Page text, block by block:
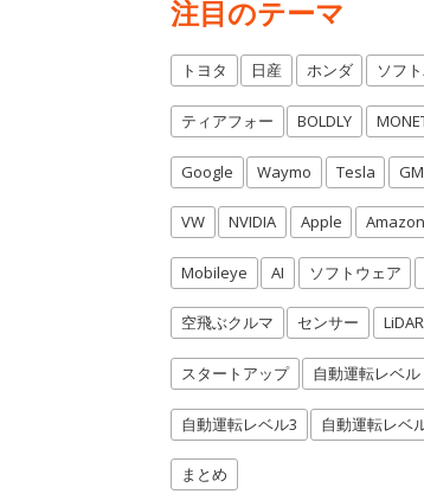
注目のテーマ
トヨタ 日産 ホンダ ソフ
ティアフォー BOLDLY
Google Waymo Tesla GM
VW NVIDIA Apple Amazon
Mobileye AI ソフトウェア
空飛ぶクルマ センサー LiDAR
スタートアップ 自動運転レベル
自動運転レベル3 自動運転レベ
まとめ